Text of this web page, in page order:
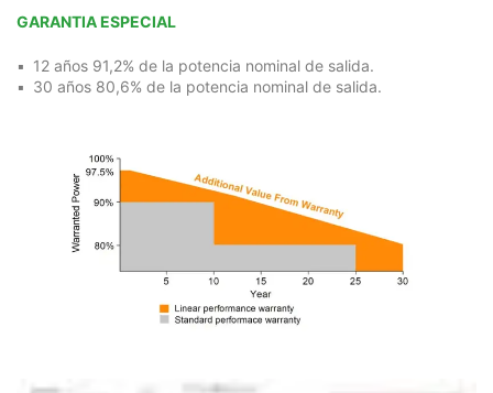
GARANTIA ESPECIAL
12 años 91,2% de la potencia nominal de salida.
30 años 80,6% de la potencia nominal de salida.